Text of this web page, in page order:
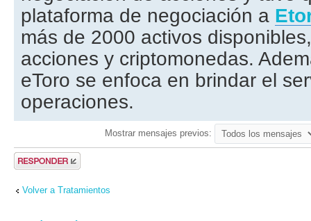
plataforma de negociación a
más de 2000 activos
acciones y criptomonedas.
eToro se enfoca en brindar el
operaciones.
Mostrar mensajes previos:
Publicar una
respuesta
Volver a Tratamientos